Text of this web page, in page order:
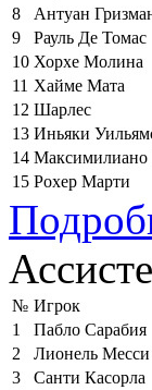
8
Антуан
9
Рауль Де Томас
10 Хорхе Молина
11 Хайме Мата
12 Шарлес
13 Иньяки
14 Максимилиано
15 Рохер Марти
№ Игрок
1
Пабло Сарабия
2
Лионель Месси
3
Санти Касорла